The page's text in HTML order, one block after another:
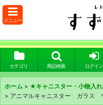
メニュー
カテゴリ 商品検索 ログイン
ホーム > ★キャニスター・小物入れ
> アニマルキャニスター ガラ